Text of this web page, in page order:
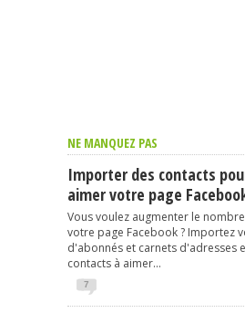
NE MANQUEZ PAS
Importer des contacts
aimer votre page
Vous voulez augmenter le
votre page Facebook ? Importez
d'abonnés et carnets d'adresses
contacts à aimer...
7